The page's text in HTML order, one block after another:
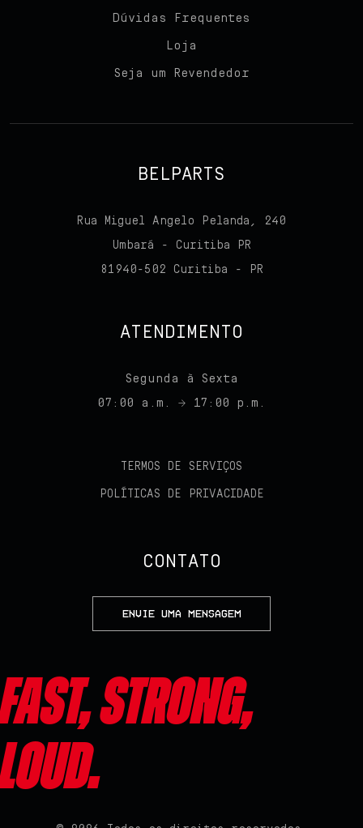
Dúvidas Frequentes
Loja
Seja um Revendedor
BELPARTS
Rua Miguel Angelo Pelanda, 240
Umbará - Curitiba PR
81940-502 Curitiba - PR
ATENDIMENTO
Segunda à Sexta
07:00 a.m. → 17:00 p.m.
TERMOS DE SERVIÇOS
POLÍTICAS DE PRIVACIDADE
CONTATO
ENVIE UMA MENSAGEM
Fast, Strong,
Loud.